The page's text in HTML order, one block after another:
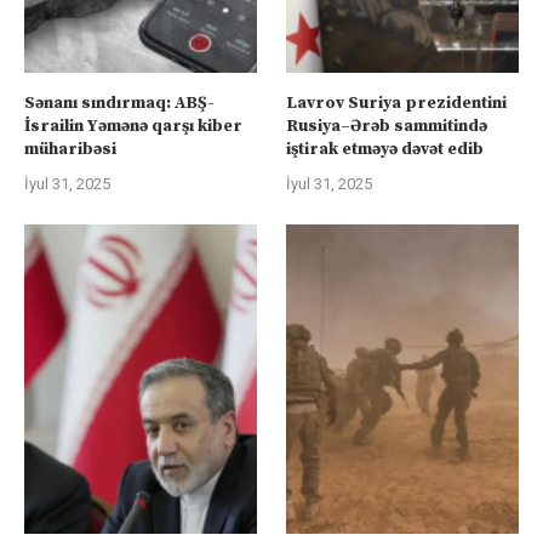
Sənanı sındırmaq: ABŞ-
İsrailin Yəmənə qarşı kiber
müharibəsi
İyul 31, 2025
Lavrov Suriya prezidentini
Rusiya–Ərəb sammitində
iştirak etməyə dəvət edib
İyul 31, 2025